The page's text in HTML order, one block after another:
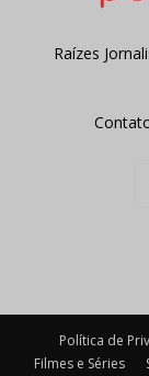
Raízes
Política de
Filmes e Séries